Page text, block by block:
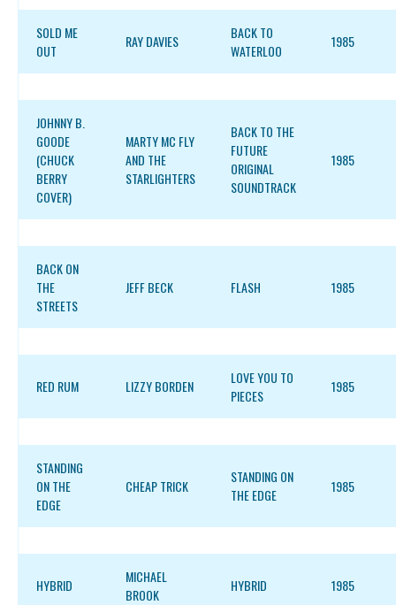
SOLD ME
OUT
RAY DAVIES
BACK TO
WATERLOO
1985
JOHNNY B.
GOODE
(CHUCK
BERRY
COVER)
MARTY MC FLY
AND THE
STARLIGHTERS
BACK TO THE
FUTURE
ORIGINAL
SOUNDTRACK
1985
BACK ON
THE
STREETS
JEFF BECK FLASH 1985
RED RUM LIZZY BORDEN
LOVE YOU TO
PIECES
1985
STANDING
ON THE
EDGE
CHEAP TRICK
STANDING ON
THE EDGE
1985
HYBRID
MICHAEL
BROOK
HYBRID 1985